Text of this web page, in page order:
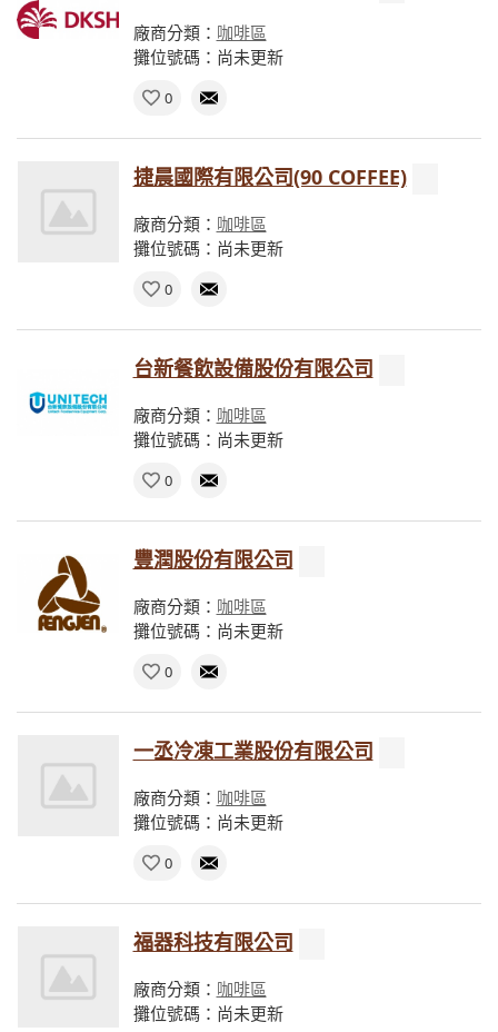
廠商分類： 咖啡區
攤位號碼：尚未更新
0
捷晨國際有限公司(90 COFFEE)
廠商分類： 咖啡區
攤位號碼：尚未更新
0
台新餐飲設備股份有限公司
廠商分類： 咖啡區
攤位號碼：尚未更新
0
豐潤股份有限公司
廠商分類： 咖啡區
攤位號碼：尚未更新
0
一丞冷凍工業股份有限公司
廠商分類： 咖啡區
攤位號碼：尚未更新
0
福器科技有限公司
廠商分類： 咖啡區
攤位號碼：尚未更新